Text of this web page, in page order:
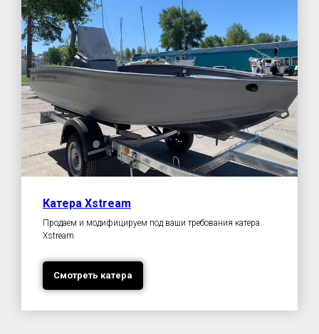
Катера Xstream
Продаем и модифицируем под ваши требования катера
Xstream
Смотреть катера